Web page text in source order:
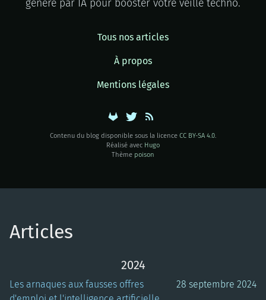
généré par IA pour booster votre veille techno.
Tous nos articles
À propos
Mentions légales
Contenu du blog disponible sous la licence CC BY-SA 4.0.
Réalisé avec Hugo
Thème poison
Articles
2024
Les arnaques aux fausses offres
28 septembre 2024